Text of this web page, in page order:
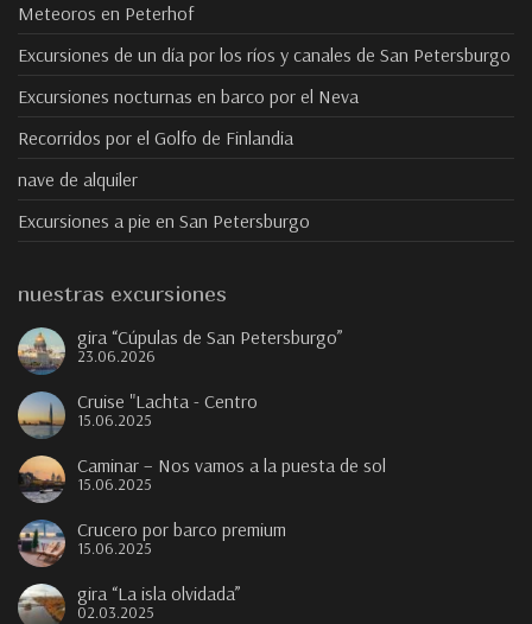
Meteoros en Peterhof
Excursiones de un día por los ríos y canales de San Petersburgo
Excursiones nocturnas en barco por el Neva
Recorridos por el Golfo de Finlandia
nave de alquiler
Excursiones a pie en San Petersburgo
nuestras excursiones
gira “Cúpulas de San Petersburgo”
23.06.2026
Cruise "Lachta - Centro
15.06.2025
Caminar – Nos vamos a la puesta de sol
15.06.2025
Crucero por barco premium
15.06.2025
gira “La isla olvidada”
02.03.2025